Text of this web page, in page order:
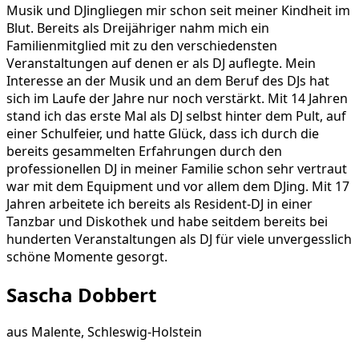
Musik und DJingliegen mir schon seit meiner Kindheit im
Blut. Bereits als Dreijähriger nahm mich ein
Familienmitglied mit zu den verschiedensten
Veranstaltungen auf denen er als DJ auflegte. Mein
Interesse an der Musik und an dem Beruf des DJs hat
sich im Laufe der Jahre nur noch verstärkt. Mit 14 Jahren
stand ich das erste Mal als DJ selbst hinter dem Pult, auf
einer Schulfeier, und hatte Glück, dass ich durch die
bereits gesammelten Erfahrungen durch den
professionellen DJ in meiner Familie schon sehr vertraut
war mit dem Equipment und vor allem dem DJing. Mit 17
Jahren arbeitete ich bereits als Resident-DJ in einer
Tanzbar und Diskothek und habe seitdem bereits bei
hunderten Veranstaltungen als DJ für viele unvergesslich
schöne Momente gesorgt.
Sascha Dobbert
aus Malente, Schleswig-Holstein